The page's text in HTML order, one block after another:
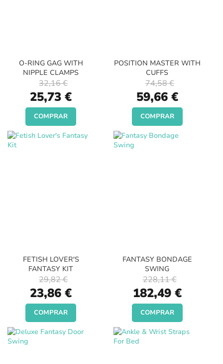
O-RING GAG WITH
NIPPLE CLAMPS
Special
Price
25,73 €
32,16 €
COMPRAR
POSITION MASTER WITH
CUFFS
Special
Price
59,66 €
74,58 €
COMPRAR
FETISH LOVER'S
FANTASY KIT
Special
Price
23,86 €
29,82 €
COMPRAR
FANTASY BONDAGE
SWING
Special
Price
182,49 €
228,11 €
COMPRAR